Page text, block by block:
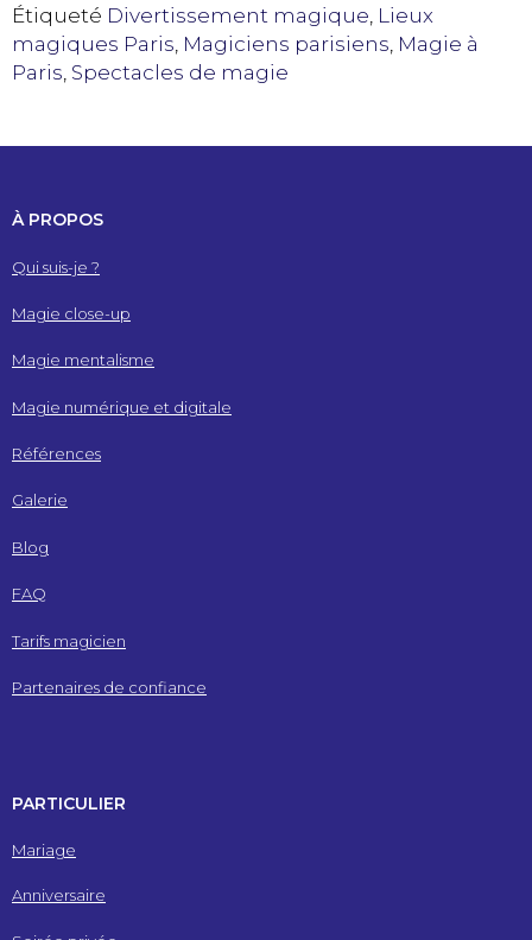
Étiqueté Divertissement magique, Lieux
magiques Paris, Magiciens parisiens, Magie à
Paris, Spectacles de magie
À PROPOS
Qui suis-je ?
Magie close-up
Magie mentalisme
Magie numérique et digitale
Références
Galerie
Blog
FAQ
Tarifs magicien
Partenaires de confiance
PARTICULIER
Mariage
Anniversaire